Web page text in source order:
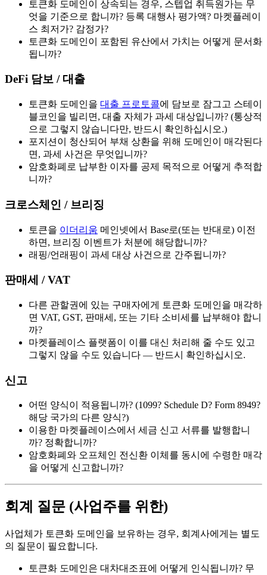
토큰화 도메인이 상속되는 경우, 스텝업 취득원가는 무
엇을 기준으로 합니까? 등록 대행사 평가액? 마켓플레이
스 최저가? 감정가?
토큰화 도메인이 포함된 유산에서 가치는 어떻게 문서화
됩니까?
DeFi 담보 / 대출
토큰화 도메인을 대출 프로토콜에 담보로 잠그고 스테이
블코인을 빌리면, 대출 자체가 과세 대상입니까? (통상적
으로 그렇지 않습니다만, 반드시 확인하십시오.)
포지션이 청산되어 부채 상환을 위해 도메인이 매각된다
면, 과세 사건은 무엇입니까?
암호화폐로 납부한 이자를 공제 목적으로 어떻게 추적합
니까?
크로스체인 / 브리징
토큰을 이더리움 메인넷에서 Base로(또는 반대로) 이전
하면, 브리징 이벤트가 처분에 해당합니까?
래핑/언래핑이 과세 대상 사건으로 간주됩니까?
판매세 / VAT
다른 관할권에 있는 구매자에게 토큰화 도메인을 매각하
면 VAT, GST, 판매세, 또는 기타 소비세를 납부해야 합니
까?
마켓플레이스 플랫폼이 이를 대신 처리해 줄 수도 있고
그렇지 않을 수도 있습니다 — 반드시 확인하십시오.
신고
어떤 양식이 적용됩니까? (1099? Schedule D? Form 8949?
해당 국가의 다른 양식?)
이용한 마켓플레이스에서 세금 신고 서류를 발행합니
까? 정확합니까?
암호화폐와 오프체인 전신환 이체를 동시에 수령한 매각
을 어떻게 신고합니까?
회계 질문 (사업주를 위한)
사업체가 토큰화 도메인을 보유하는 경우, 회계사에게는 별도
의 질문이 필요합니다.
토큰화 도메인은 대차대조표에 어떻게 인식됩니까? 무